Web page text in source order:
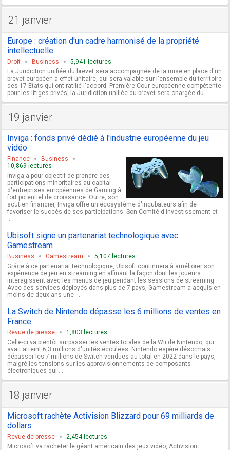
21 janvier
Europe : création d'un cadre harmonisé de la propriété
intellectuelle
Droit Business
5,941 lectures
La Juridiction unifiée du brevet sera accompagnée de la mise en place d'un
brevet européen à effet unitaire, qui sera valable sur l'ensemble du territoire
des 17 Etats qui ont ratifié l'accord. Première Cour européenne compétente
pour les litiges privés, la Juridiction unifiée du brevet sera chargée du ...
19 janvier
Inviga : fonds privé dédié à l'industrie européenne du jeu
vidéo
Finance
Business
10,869 lectures
Inviga a pour objectif de prendre des
participations minoritaires au capital
d'entreprises européennes de Gaming à
fort potentiel de croissance. Outre, son
soutien financier, Inviga offre un écosystème d'incubateurs afin de
favoriser le succès de ses participations. Son Comité d'investissement et
...
Ubisoft signe un partenariat technologique avec
Gamestream
Business Gamestream
5,107 lectures
Grâce à ce partenariat technologique, Ubisoft continuera à améliorer son
expérience de jeu en streaming en affinant la façon dont les joueurs
interagissent avec les menus de jeu pendant les sessions de streaming.
Avec des services déployés dans plus de 7 pays, Gamestream a acquis en
moins de deux ans une ...
La Switch de Nintendo dépasse les 6 millions de ventes en
France
Revue de presse
1,803 lectures
Celle-ci va bientôt surpasser les ventes totales de la Wii de Nintendo, qui
avait atteint 6,3 millions d'unités écoulées. Nintendo espère désormais
dépasser les 7 millions de Switch vendues au total en 2022 dans le pays,
malgré les tensions sur les approvisionnements de composants
électroniques qui ...
18 janvier
Microsoft rachète Activision Blizzard pour 69 milliards de
dollars
Revue de presse
2,454 lectures
Microsoft va racheter le géant américain des jeux vidéo, Activision